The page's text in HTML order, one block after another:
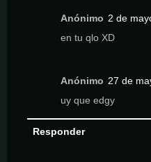
Anónimo 2 de
en tu qlo XD
Anónimo 27 de
uy que edgy
Responder